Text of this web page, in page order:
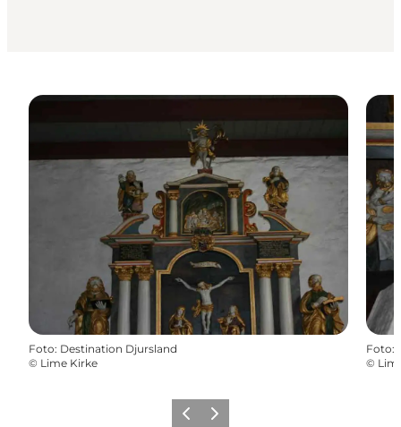
Foto: Destination Djursland
© Lime Kirke
Foto:
©
ForrigeNæste